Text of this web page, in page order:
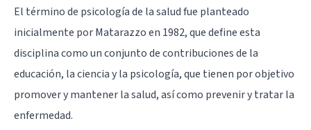
El término de psicología de la salud fue planteado
inicialmente por Matarazzo en 1982, que define esta
disciplina como un conjunto de contribuciones de la
educación, la ciencia y la psicología, que tienen por objetivo
promover y mantener la salud, así como prevenir y tratar la
enfermedad.